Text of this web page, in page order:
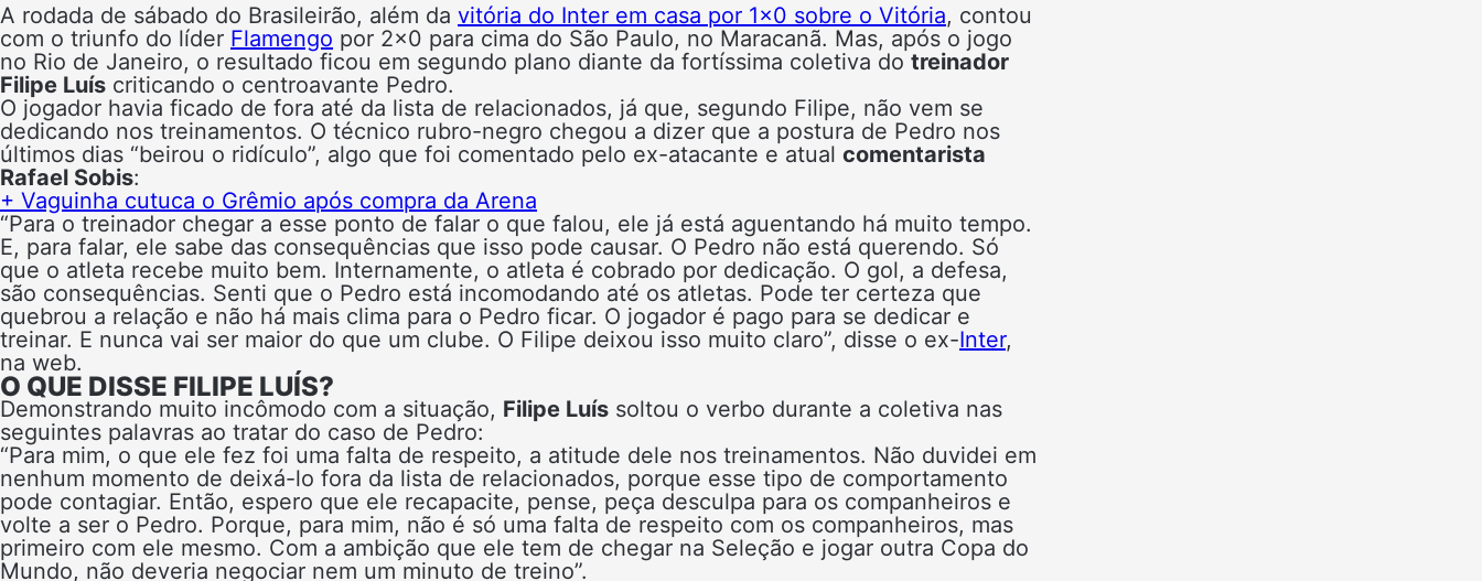
A rodada de sábado do Brasileirão, além da vitória do Inter em casa por 1×0 sobre o Vitória, contou
com o triunfo do líder Flamengo por 2×0 para cima do São Paulo, no Maracanã. Mas, após o jogo
no Rio de Janeiro, o resultado ficou em segundo plano diante da fortíssima coletiva do treinador
Filipe Luís criticando o centroavante Pedro.
O jogador havia ficado de fora até da lista de relacionados, já que, segundo Filipe, não vem se
dedicando nos treinamentos. O técnico rubro-negro chegou a dizer que a postura de Pedro nos
últimos dias “beirou o ridículo”, algo que foi comentado pelo ex-atacante e atual comentarista
Rafael Sobis:
+ Vaguinha cutuca o Grêmio após compra da Arena
“Para o treinador chegar a esse ponto de falar o que falou, ele já está aguentando há muito tempo.
E, para falar, ele sabe das consequências que isso pode causar. O Pedro não está querendo. Só
que o atleta recebe muito bem. Internamente, o atleta é cobrado por dedicação. O gol, a defesa,
são consequências. Senti que o Pedro está incomodando até os atletas. Pode ter certeza que
quebrou a relação e não há mais clima para o Pedro ficar. O jogador é pago para se dedicar e
treinar. E nunca vai ser maior do que um clube. O Filipe deixou isso muito claro”, disse o ex-Inter,
na web.
O QUE DISSE FILIPE LUÍS?
Demonstrando muito incômodo com a situação, Filipe Luís soltou o verbo durante a coletiva nas
seguintes palavras ao tratar do caso de Pedro:
“Para mim, o que ele fez foi uma falta de respeito, a atitude dele nos treinamentos. Não duvidei em
nenhum momento de deixá-lo fora da lista de relacionados, porque esse tipo de comportamento
pode contagiar. Então, espero que ele recapacite, pense, peça desculpa para os companheiros e
volte a ser o Pedro. Porque, para mim, não é só uma falta de respeito com os companheiros, mas
primeiro com ele mesmo. Com a ambição que ele tem de chegar na Seleção e jogar outra Copa do
Mundo, não deveria negociar nem um minuto de treino”.